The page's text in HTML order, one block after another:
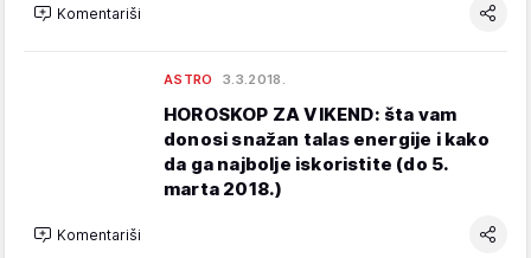
Komentariši
ASTRO 3.3.2018.
HOROSKOP ZA VIKEND: šta vam
donosi snažan talas energije i kako
da ga najbolje iskoristite (do 5.
marta 2018.)
Komentariši